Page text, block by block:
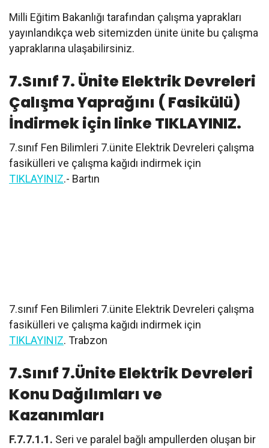
Milli Eğitim Bakanlığı tarafından çalışma yaprakları
yayınlandıkça web sitemizden ünite ünite bu çalışma
yapraklarına ulaşabilirsiniz.
7.Sınıf 7. Ünite Elektrik Devreleri
Çalışma Yaprağını ( Fasikülü)
İndirmek için linke TIKLAYINIZ.
7.sınıf Fen Bilimleri 7.ünite Elektrik Devreleri çalışma
fasikülleri ve çalışma kağıdı indirmek için
TIKLAYINIZ.- Bartın
7.sınıf Fen Bilimleri 7.ünite Elektrik Devreleri çalışma
fasikülleri ve çalışma kağıdı indirmek için
TIKLAYINIZ. Trabzon
7.Sınıf 7.Ünite Elektrik Devreleri
Konu Dağılımları ve
Kazanımları
F.7.7.1.1. Seri ve paralel bağlı ampullerden oluşan bir